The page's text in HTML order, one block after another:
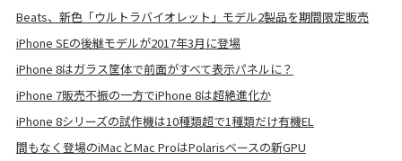
Beats、新色「ウルトラバイオレット」モデル2製品を期間限定販売
iPhone SEの後継モデルが2017年3月に登場
iPhone 8はガラス筐体で前面がすべて表示パネルに？
iPhone 7販売不振の一方でiPhone 8は超絶進化か
iPhone 8シリーズの試作機は10種類超で1種類だけ有機EL
間もなく登場のiMacとMac ProはPolarisベースの新GPU